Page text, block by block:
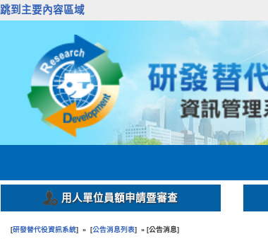
跳到主要內容區域
用人單位員額申請暨審查
[研發替代役資訊系統] » [公告消息列表] » [公告消息]